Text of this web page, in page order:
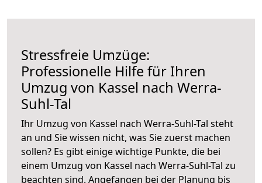
Stressfreie Umzüge:
Professionelle Hilfe für Ihren
Umzug von Kassel nach Werra-
Suhl-Tal
Ihr Umzug von Kassel nach Werra-Suhl-Tal steht
an und Sie wissen nicht, was Sie zuerst machen
sollen? Es gibt einige wichtige Punkte, die bei
einem Umzug von Kassel nach Werra-Suhl-Tal zu
beachten sind. Angefangen bei der Planung bis